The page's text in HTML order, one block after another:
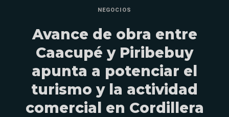
NEGOCIOS
Avance de obra entre
Caacupé y Piribebuy
apunta a potenciar el
turismo y la actividad
comercial en Cordillera